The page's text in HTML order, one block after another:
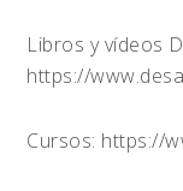
Libros y vídeos
https://
Cursos: https://